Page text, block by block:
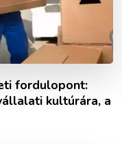
fordulopont:
kultúrára, a